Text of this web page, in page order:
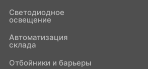
Светодиодное
освещение
Автоматизация
склада
Отбойники и барьеры